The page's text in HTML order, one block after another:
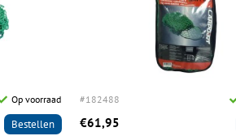
Op voorraad
Bestellen
#182488
€61,95